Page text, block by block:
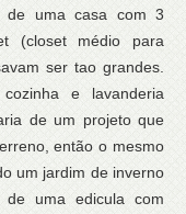
de uma casa com 3
(closet médio para
ser tao grandes.
e lavanderia
de um projeto que
então o mesmo
um jardim de inverno
de uma edicula com